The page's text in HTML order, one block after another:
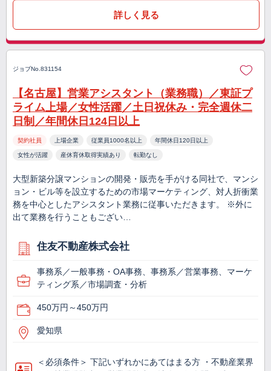
詳しく見る
ジョブNo.831154
【名古屋】営業アシスタント（業務職）／東証プ
ライム上場／女性活躍／土日祝休み・完全週休二
日制／年間休日124日以上
契約社員 上場企業 従業員1000名以上 年間休日120日以上
女性が活躍 産休育休取得実績あり 転勤なし
大型新築分譲マンションの開発・販売を手がける同社で、マンシ
ョン・ビル等を設立するための市場マーケティング、対人折衝業
務を中心としたアシスタント業務に従事いただきます。 ※外に
出て業務を行うこともござい…
住友不動産株式会社
事務系／一般事務・OA事務、事務系／営業事務、マーケ
ティング系／市場調査・分析
450万円～450万円
愛知県
＜必須条件＞ 下記いずれかにあてはまる方 ・不動産業界